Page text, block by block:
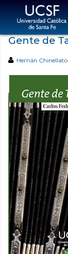
Gente de
Hernán Chinellato